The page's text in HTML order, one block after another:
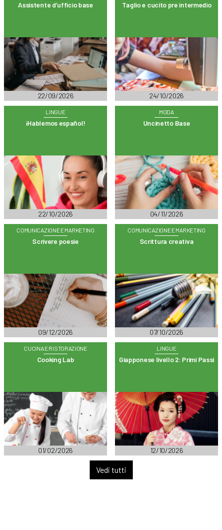
Assistente d’ufficio base
22/09/2026
Taglio e cucito pre intermedio
24/10/2026
LINGUE
¡Hablemos español!
22/10/2026
MODA
Uncinetto Base
04/11/2026
COMUNICAZIONE E MARKETING
Scrivere poesie
09/12/2026
COMUNICAZIONE E MARKETING
Scrittura creativa
07/10/2026
CUCINA E RISTORAZIONE
Cooking Lab
01/02/2026
LINGUE
Giapponese livello 2: Primi Passi
12/10/2026
Vedi tutti